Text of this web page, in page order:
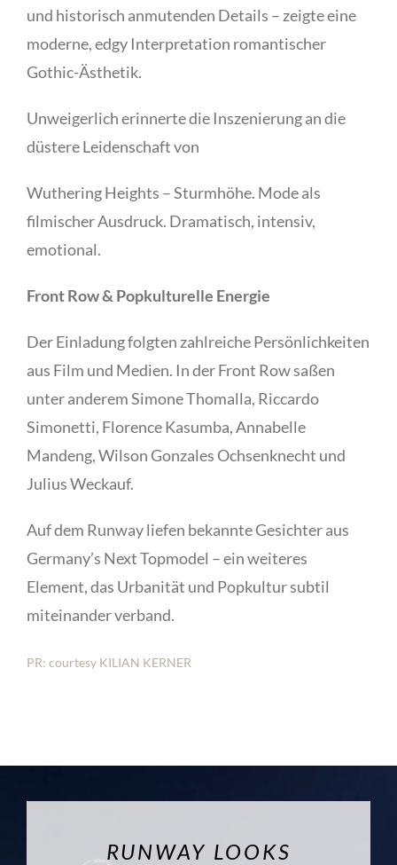
und historisch anmutenden Details – zeigte eine
moderne, edgy Interpretation romantischer
Gothic-Ästhetik.
Unweigerlich erinnerte die Inszenierung an die
düstere Leidenschaft von
Wuthering Heights – Sturmhöhe. Mode als
filmischer Ausdruck. Dramatisch, intensiv,
emotional.
Front Row & Popkulturelle Energie
Der Einladung folgten zahlreiche Persönlichkeiten
aus Film und Medien. In der Front Row saßen
unter anderem Simone Thomalla, Riccardo
Simonetti, Florence Kasumba, Annabelle
Mandeng, Wilson Gonzales Ochsenknecht und
Julius Weckauf.
Auf dem Runway liefen bekannte Gesichter aus
Germany’s Next Topmodel – ein weiteres
Element, das Urbanität und Popkultur subtil
miteinander verband.
PR: courtesy KILIAN KERNER
RUNWAY LOOKS